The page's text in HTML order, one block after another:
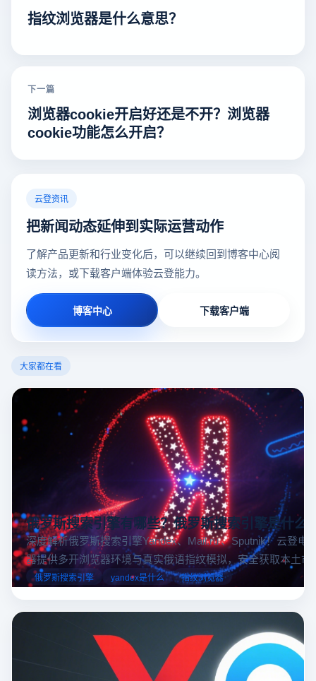
指纹浏览器是什么意思？
下一篇
浏览器cookie开启好还是不开？浏览器
cookie功能怎么开启？
云登资讯
把新闻动态延伸到实际运营动作
了解产品更新和行业变化后，可以继续回到博客中心阅
读方法，或下载客户端体验云登能力。
博客中心 下载客户端
大家都在看
俄罗斯搜索引擎有哪些？俄罗斯搜索引擎是什么
深度解析俄罗斯搜索引擎Yandex、Mail.ru 、Sputnik！云登电
器提供多开浏览器环境与真实俄语指纹模拟，安全获取本土市
据，助力跨境电商精准决策。
俄罗斯搜索引擎 yandex是什么 指纹浏览器